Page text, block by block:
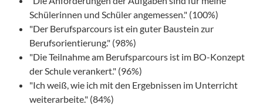
Schülerinnen und Schüler angemessen." (100%)
"Der Berufsparcours ist ein guter Baustein zur
Berufsorientierung." (98%)
"Die Teilnahme am Berufsparcours ist im BO-Konzept
der Schule verankert." (96%)
"Ich weiß, wie ich mit den Ergebnissen im Unterricht
weiterarbeite." (84%)